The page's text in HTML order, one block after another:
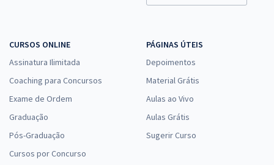
CURSOS ONLINE
Assinatura Ilimitada
Coaching para Concursos
Exame de Ordem
Graduação
Pós-Graduação
Cursos por Concurso
PÁGINAS ÚTEIS
Depoimentos
Material Grátis
Aulas ao Vivo
Aulas Grátis
Sugerir Curso